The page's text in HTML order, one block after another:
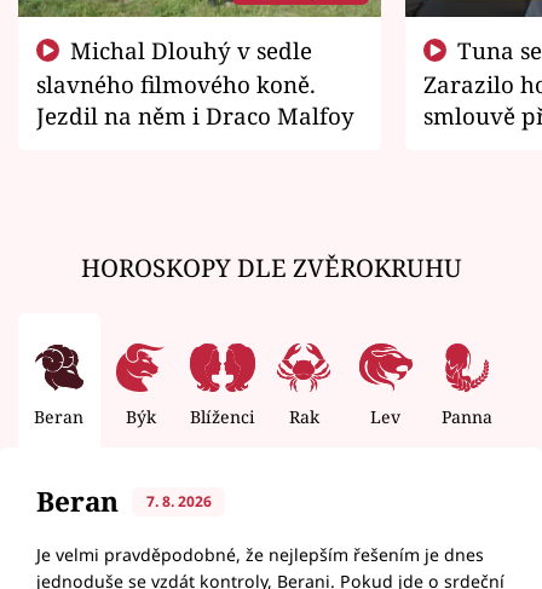
slavného filmového koně.
Jezdil na něm i Draco Malfoy
Zarazilo
smlouvě
HOROSKOPY DLE ZVĚROKRUHU
Beran Býk Blíženci Rak Lev Panna
Beran 7. 8. 2026
Je velmi pravděpodobné, že nejlepším řešením je dnes
jednoduše se vzdát kontroly, Berani. Pokud jde o srdeční